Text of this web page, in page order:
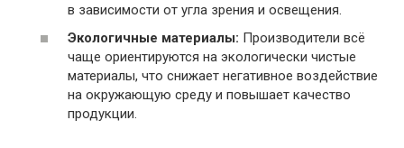
в зависимости от угла зрения и освещения.
Экологичные материалы: Производители всё
чаще ориентируются на экологически чистые
материалы, что снижает негативное воздействие
на окружающую среду и повышает качество
продукции.